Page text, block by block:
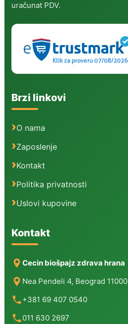
uračunat PDV.
Brzi linkovi
O nama
Zaposlenje
Kontakt
Politika privatnosti
Uslovi kupovine
Kontakt
Cecin biošpajz zdrava hrana
Nea Pendeli 4, Beograd 11000
+381 69 407 0540
011 630 2697